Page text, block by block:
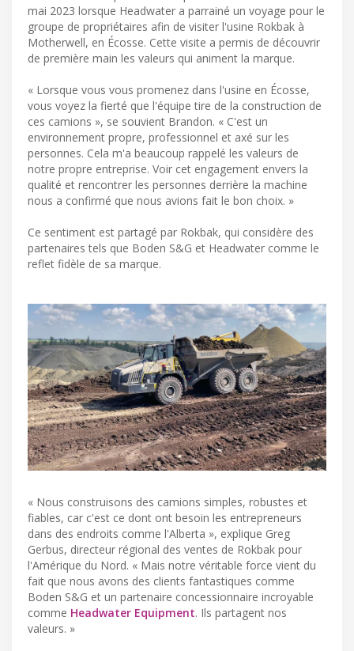
mai 2023 lorsque Headwater a parrainé un voyage pour le
groupe de propriétaires afin de visiter l'usine Rokbak à
Motherwell, en Écosse. Cette visite a permis de découvrir
de première main les valeurs qui animent la marque.
« Lorsque vous vous promenez dans l'usine en Écosse,
vous voyez la fierté que l'équipe tire de la construction de
ces camions », se souvient Brandon. « C'est un
environnement propre, professionnel et axé sur les
personnes. Cela m'a beaucoup rappelé les valeurs de
notre propre entreprise. Voir cet engagement envers la
qualité et rencontrer les personnes derrière la machine
nous a confirmé que nous avions fait le bon choix. »
Ce sentiment est partagé par Rokbak, qui considère des
partenaires tels que Boden S&G et Headwater comme le
reflet fidèle de sa marque.
« Nous construisons des camions simples, robustes et
fiables, car c'est ce dont ont besoin les entrepreneurs
dans des endroits comme l'Alberta », explique Greg
Gerbus, directeur régional des ventes de Rokbak pour
l'Amérique du Nord. « Mais notre véritable force vient du
fait que nous avons des clients fantastiques comme
Boden S&G et un partenaire concessionnaire incroyable
comme Headwater Equipment. Ils partagent nos
valeurs. »